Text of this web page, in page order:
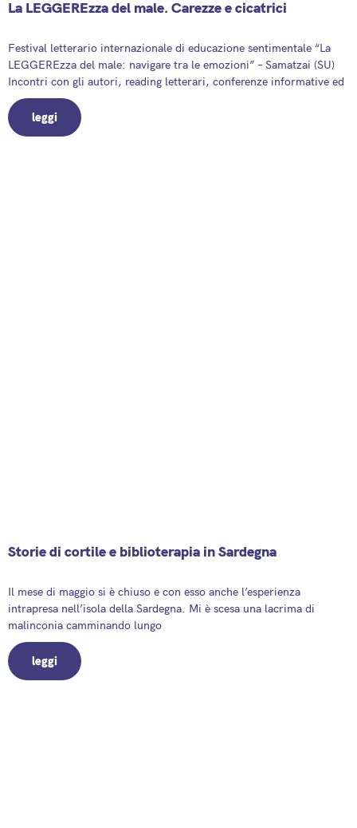
La LEGGEREzza del male. Carezze e cicatrici
Festival letterario internazionale di educazione sentimentale “La
LEGGEREzza del male: navigare tra le emozioni” – Samatzai (SU)
Incontri con gli autori, reading letterari, conferenze informative ed
leggi
Storie di cortile e biblioterapia in Sardegna
Il mese di maggio si è chiuso e con esso anche l’esperienza
intrapresa nell’isola della Sardegna. Mi è scesa una lacrima di
malinconia camminando lungo
leggi